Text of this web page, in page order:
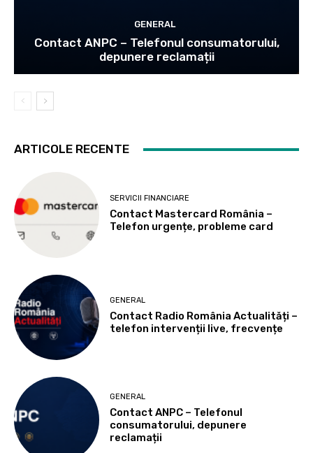
GENERAL
Contact ANPC – Telefonul consumatorului,
depunere reclamații
ARTICOLE RECENTE
SERVICII FINANCIARE
Contact Mastercard România –
Telefon urgențe, probleme card
GENERAL
Contact Radio România Actualități –
telefon intervenții live, frecvențe
GENERAL
Contact ANPC – Telefonul
consumatorului, depunere
reclamații